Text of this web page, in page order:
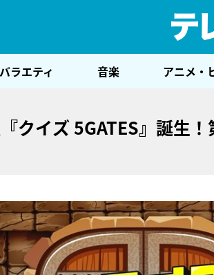
バラエティ 音楽 アニメ・
クイズ 5GATES』誕生